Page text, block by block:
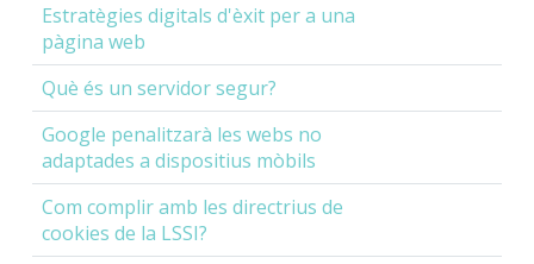
Estratègies digitals d'èxit per a una
pàgina web
Què és un servidor segur?
Google penalitzarà les webs no
adaptades a dispositius mòbils
Com complir amb les directrius de
cookies de la LSSI?